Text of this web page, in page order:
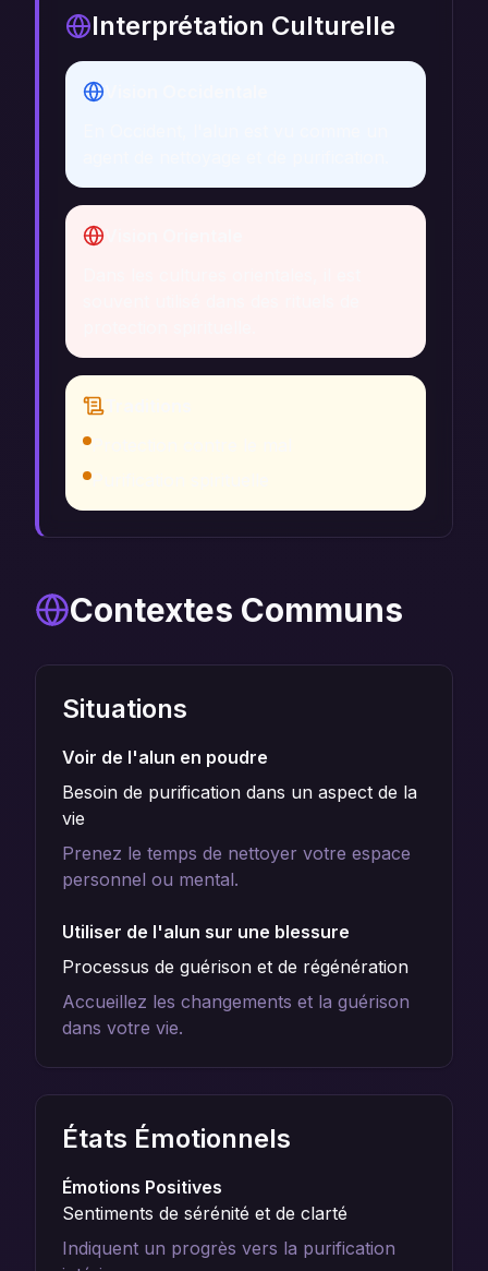
Interprétation Culturelle
Contextes Communs
Situations
Voir de l'alun en poudre
Besoin de purification dans un aspect de la
vie
Prenez le temps de nettoyer votre espace
personnel ou mental.
Utiliser de l'alun sur une blessure
Processus de guérison et de régénération
Accueillez les changements et la guérison
dans votre vie.
États Émotionnels
Émotions Positives
Sentiments de sérénité et de clarté
Indiquent un progrès vers la purification